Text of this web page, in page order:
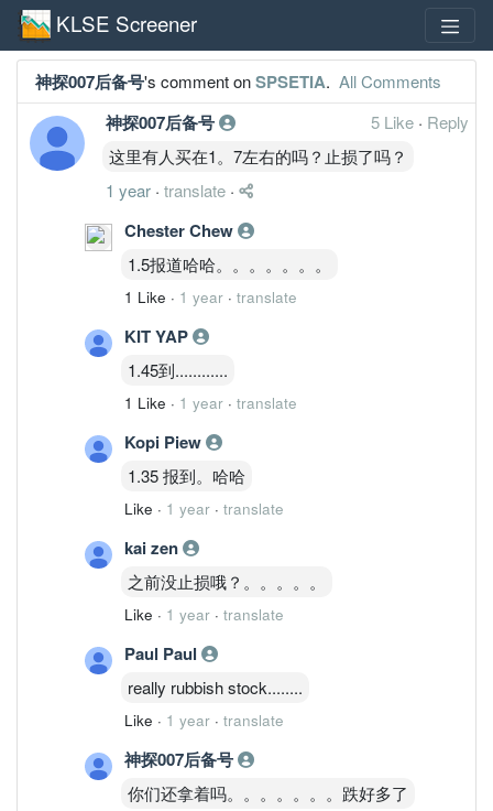
KLSE Screener
神探007后备号's comment onSPSETIA. All Comments
神探007后备号 5 Like · Reply
这里有人买在1。7左右的吗？止损了吗？
1 year · translate ·
Chester Chew
1.5报道哈哈。。。。。。。
1 Like · 1 year · translate
KIT YAP
1.45到............
1 Like · 1 year · translate
Kopi Piew
1.35 报到。哈哈
Like · 1 year · translate
kai zen
之前没止损哦？。。。。。
Like · 1 year · translate
Paul Paul
really rubbish stock........
Like · 1 year · translate
神探007后备号
你们还拿着吗。。。。。。。跌好多了